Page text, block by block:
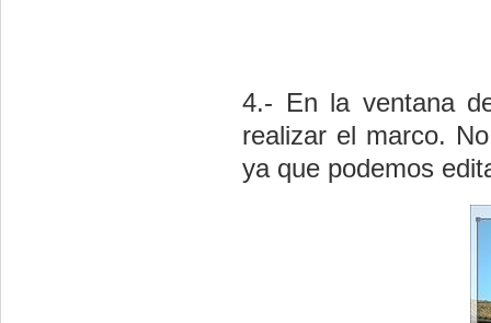
4.- En la ventana
realizar el marco.
ya que podemos